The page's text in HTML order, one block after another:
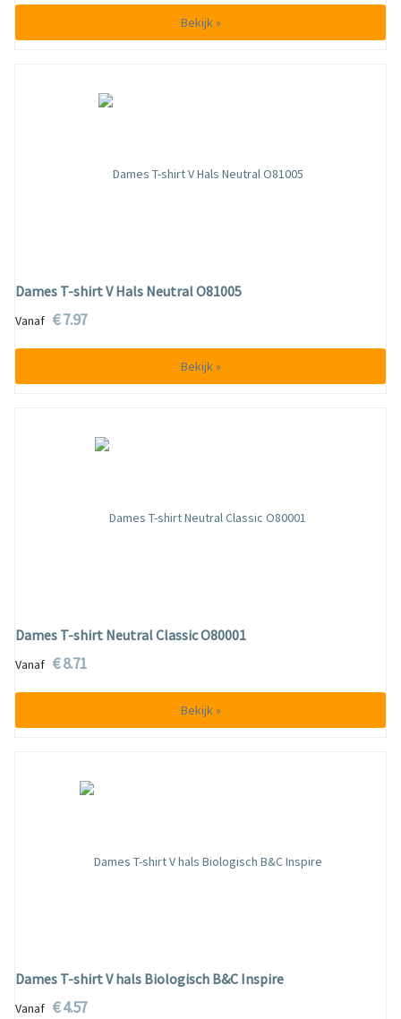
Bekijk »
Dames T-shirt V Hals Neutral O81005
Vanaf € 7.97
Bekijk »
Dames T-shirt Neutral Classic O80001
Vanaf € 8.71
Bekijk »
Dames T-shirt V hals Biologisch B&C Inspire
Vanaf € 4.57